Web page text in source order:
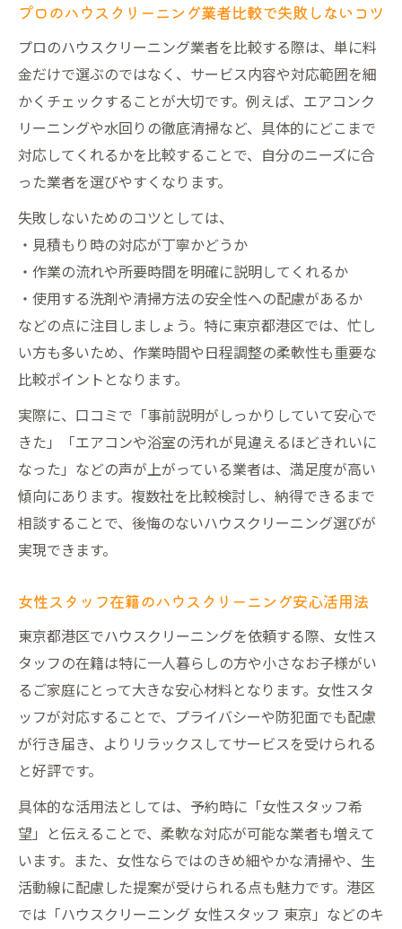
プロのハウスクリーニング業者比較で失敗しないコツ
プロのハウスクリーニング業者を比較する際は、単に料
金だけで選ぶのではなく、サービス内容や対応範囲を細
かくチェックすることが大切です。例えば、エアコンク
リーニングや水回りの徹底清掃など、具体的にどこまで
対応してくれるかを比較することで、自分のニーズに合
った業者を選びやすくなります。
失敗しないためのコツとしては、
・見積もり時の対応が丁寧かどうか
・作業の流れや所要時間を明確に説明してくれるか
・使用する洗剤や清掃方法の安全性への配慮があるか
などの点に注目しましょう。特に東京都港区では、忙し
い方も多いため、作業時間や日程調整の柔軟性も重要な
比較ポイントとなります。
実際に、口コミで「事前説明がしっかりしていて安心で
きた」「エアコンや浴室の汚れが見違えるほどきれいに
なった」などの声が上がっている業者は、満足度が高い
傾向にあります。複数社を比較検討し、納得できるまで
相談することで、後悔のないハウスクリーニング選びが
実現できます。
女性スタッフ在籍のハウスクリーニング安心活用法
東京都港区でハウスクリーニングを依頼する際、女性ス
タッフの在籍は特に一人暮らしの方や小さなお子様がい
るご家庭にとって大きな安心材料となります。女性スタ
ッフが対応することで、プライバシーや防犯面でも配慮
が行き届き、よりリラックスしてサービスを受けられる
と好評です。
具体的な活用法としては、予約時に「女性スタッフ希
望」と伝えることで、柔軟な対応が可能な業者も増えて
います。また、女性ならではのきめ細やかな清掃や、生
活動線に配慮した提案が受けられる点も魅力です。港区
では「ハウスクリーニング 女性スタッフ 東京」などのキ